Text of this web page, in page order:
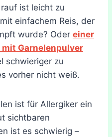
ist leicht zu
einfachem Reis, der
wurde? Oder einer
Garnelenpulver
schwieriger zu
vorher nicht weiß.
ist für Allergiker ein
sichtbaren
ist es schwierig –